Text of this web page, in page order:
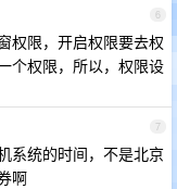
6
权限，开启权限要去权
个权限，所以，权限设
7
系统的时间，不是北京
啊